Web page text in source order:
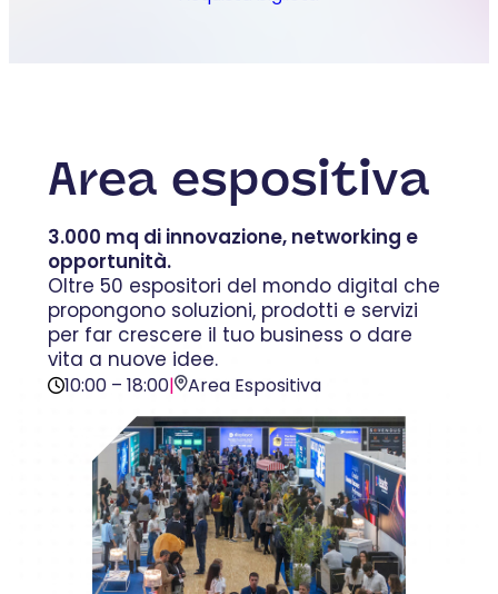
Area espositiva
3.000 mq di innovazione, networking e
opportunità.
Oltre 50 espositori del mondo digital che
propongono soluzioni, prodotti e servizi
per far crescere il tuo business o dare
vita a nuove idee.
10:00 – 18:00| Area Espositiva